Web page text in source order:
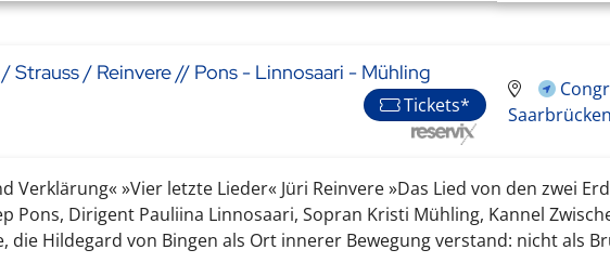
Strauss / Reinvere // Pons - Linnosaari - Mühling
Tickets*
Saarbrücken
Verklärung« »Vier letzte Lieder« Jüri Reinvere »Das Lied von den zwei
Pons, Dirigent Pauliina Linnosaari, Sopran Kristi Mühling, Kannel
die Hildegard von Bingen als Ort innerer Bewegung verstand: nicht als